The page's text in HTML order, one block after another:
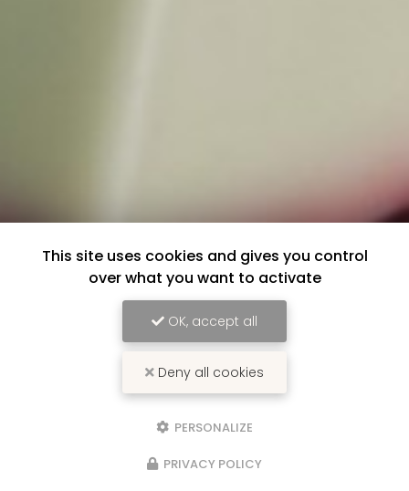
This site uses cookies and gives you control
over what you want to activate
OK, accept all
Deny all cookies
PERSONALIZE
PRIVACY POLICY